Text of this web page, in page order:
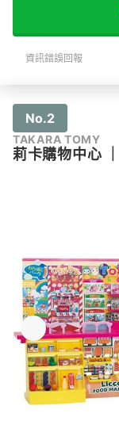
資訊錯誤回報
No.2
TAKARA TOMY
莉卡購物中心